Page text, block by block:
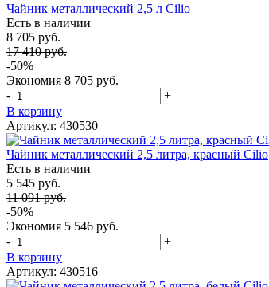
Чайник металлический 2,5 л Cilio
Есть в наличии
8 705 руб.
17 410 руб.
-50%
Экономия 8 705 руб.
-
+
В корзину
Артикул: 430530
Чайник металлический 2,5 литра, красный Cilio
Есть в наличии
5 545 руб.
11 091 руб.
-50%
Экономия 5 546 руб.
-
+
В корзину
Артикул: 430516